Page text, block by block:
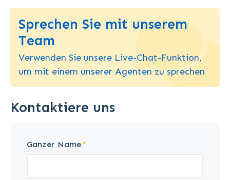
Sprechen Sie mit unserem
Team
Verwenden Sie unsere Live-Chat-Funktion,
um mit einem unserer Agenten zu sprechen
Kontaktiere uns
Ganzer Name